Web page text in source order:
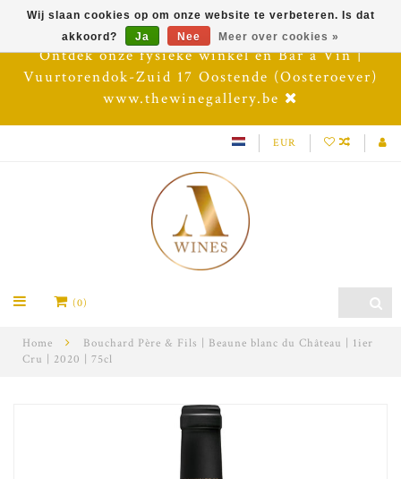
Ontdek onze fysieke winkel en Bar à Vin |
Vuurtorendok-Zuid 17 Oostende (Oosteroever)
www.thewinegallery.be
EUR
(0)
Home
Bouchard Père & Fils | Beaune blanc du Château | 1ier
Cru | 2020 | 75cl
Wij slaan cookies op om onze website te verbeteren. Is dat
akkoord?
Ja Nee Meer over cookies »